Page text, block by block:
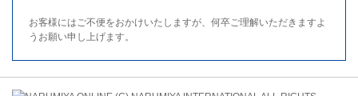
お客様にはご不便をおかけいたしますが、何卒ご理解いただきますよ
うお願い申し上げます。